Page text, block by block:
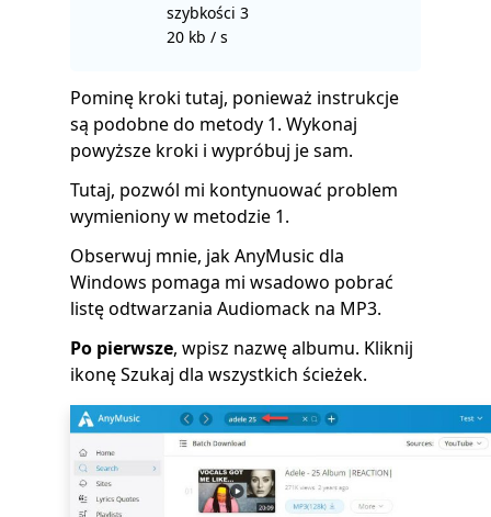
szybkości 3
20 kb / s
Pominę kroki tutaj, ponieważ instrukcje
są podobne do metody 1. Wykonaj
powyższe kroki i wypróbuj je sam.
Tutaj, pozwól mi kontynuować problem
wymieniony w metodzie 1.
Obserwuj mnie, jak AnyMusic dla
Windows pomaga mi wsadowo pobrać
listę odtwarzania Audiomack na MP3.
Po pierwsze, wpisz nazwę albumu. Kliknij
ikonę Szukaj dla wszystkich ścieżek.